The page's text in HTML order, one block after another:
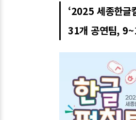
‘2025 세종한글
31개 공연팀,